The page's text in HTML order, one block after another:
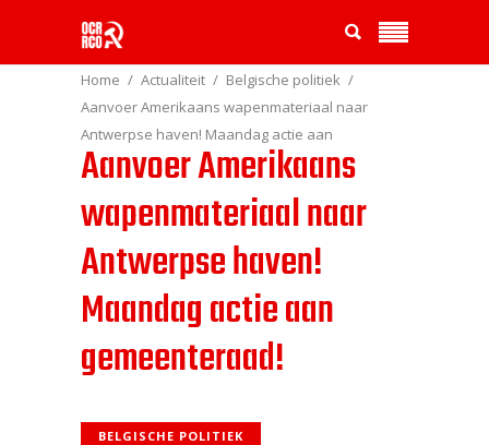
Home Actualiteit
Belgische politiek
Aanvoer Amerikaans wapenmateriaal naar
Antwerpse haven! Maandag actie aan
gemeenteraad!
Aanvoer Amerikaans
wapenmateriaal naar
Antwerpse haven!
Maandag actie aan
gemeenteraad!
BELGISCHE POLITIEK